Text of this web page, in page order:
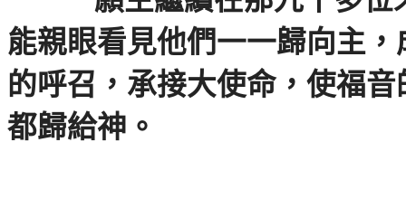
能親眼看見他們一一歸向主
的呼召，承接大使命，使福
都歸給神。